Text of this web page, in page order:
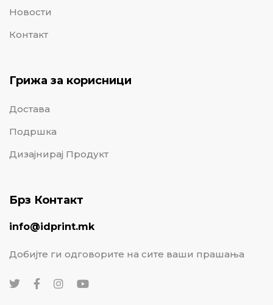
Новости
Контакт
Грижа за корисници
Достава
Подршка
Дизајнирај Продукт
Брз Контакт
info@idprint.mk
Добијте ги одговорите на сите ваши прашања